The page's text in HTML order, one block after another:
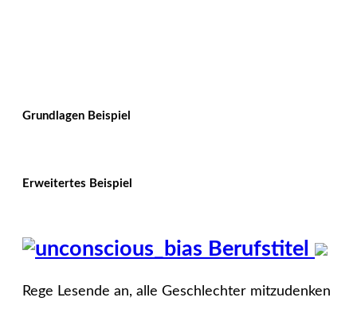
Grundlagen Beispiel
Erweitertes Beispiel
Berufstitel
Rege Lesende an, alle Geschlechter mitzudenken